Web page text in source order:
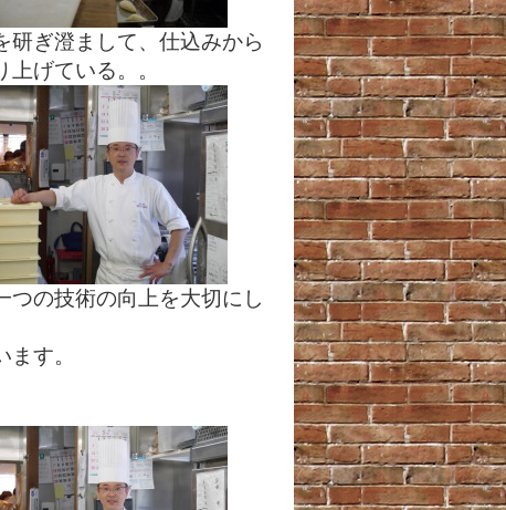
研ぎ澄まして、仕込みから
げている。。
つの技術の向上を大切にし
ます。